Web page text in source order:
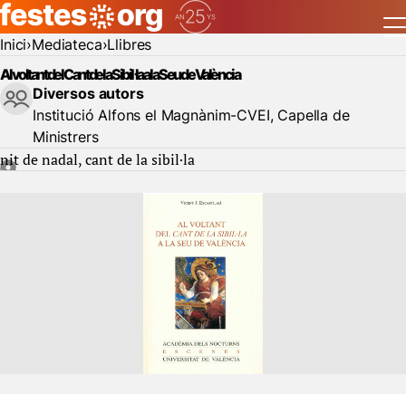
Inici Mediateca Llibres
Al voltant del Cant de la Sibil·la a la Seu de València
Diversos autors
Institució Alfons el Magnànim-CVEI, Capella de
Ministrers
nit de nadal cant de la sibil·la